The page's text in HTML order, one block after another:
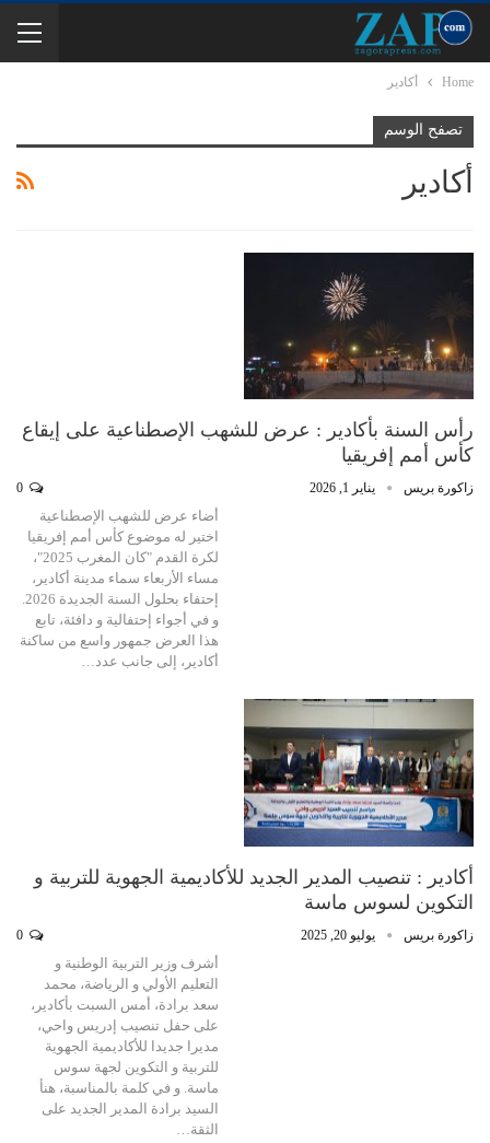
Home أكادير
تصفح الوسم
أكادير
رأس السنة بأكادير : عرض للشهب الإصطناعية على إيقاع
كأس أمم إفريقيا
زاكورة بريس يناير 1, 2026
أضاء عرض للشهب الإصطناعية
اختير له موضوع كأس أمم إفريقيا
لكرة القدم "كان المغرب 2025"،
مساء الأربعاء سماء مدينة أكادير،
إحتفاء بحلول السنة الجديدة 2026.
و في أجواء إحتفالية و دافئة، تابع
هذا العرض جمهور واسع من ساكنة
أكادير، إلى جانب عدد…
أكادير : تنصيب المدير الجديد للأكاديمية الجهوية للتربية و
التكوين لسوس ماسة
زاكورة بريس يوليو 20, 2025
أشرف وزير التربية الوطنية و
التعليم الأولي و الرياضة، محمد
سعد برادة، أمس السبت بأكادير،
على حفل تنصيب إدريس واحي،
مديرا جديدا للأكاديمية الجهوية
للتربية و التكوين لجهة سوس
ماسة. و في كلمة بالمناسبة، هنأ
السيد برادة المدير الجديد على
الثقة…